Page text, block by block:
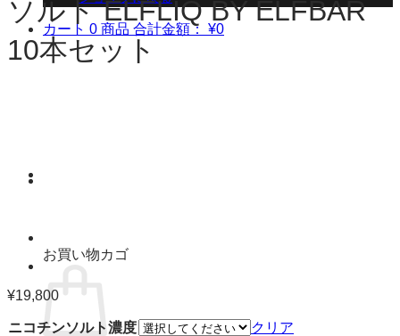
カート 0 商品 合計金額： ¥0
お買い物カゴ
ソルト ELFLIQ BY ELFBAR
10本セット
¥19,800
ニコチンソルト濃度
クリア